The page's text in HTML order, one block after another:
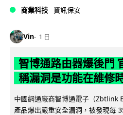
商業科技 資訊保安
Vin 1 日
智博通路由器爆後門
稱漏洞是功能在維修
中國網通廠商智博通電子（Zbtlink
產品爆出嚴重安全漏洞，被發現每